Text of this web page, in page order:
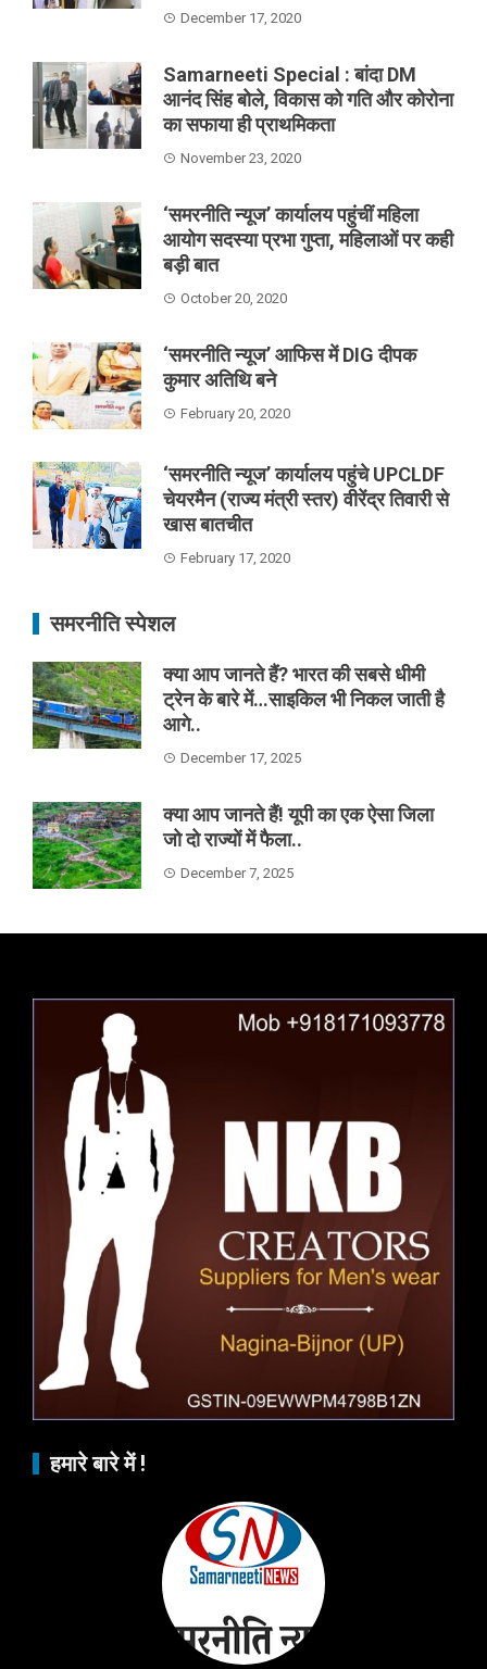
December 17, 2020
Samarneeti Special : बांदा DM
आनंद सिंह बोले, विकास को गति और कोरोना
का सफाया ही प्राथमिकता
November 23, 2020
‘समरनीति न्यूज’ कार्यालय पहुंचीं महिला
आयोग सदस्या प्रभा गुप्ता, महिलाओं पर कही
बड़ी बात
October 20, 2020
‘समरनीति न्यूज’ आफिस में DIG दीपक
कुमार अतिथि बने
February 20, 2020
‘समरनीति न्यूज’ कार्यालय पहुंचे UPCLDF
चेयरमैन (राज्य मंत्री स्तर) वीरेंद्र तिवारी से
खास बातचीत
February 17, 2020
समरनीति स्पेशल
क्या आप जानते हैं? भारत की सबसे धीमी
ट्रेन के बारे में…साइकिल भी निकल जाती है
आगे..
December 17, 2025
क्या आप जानते हैं! यूपी का एक ऐसा जिला
जो दो राज्यों में फैला..
December 7, 2025
हमारे बारे में !